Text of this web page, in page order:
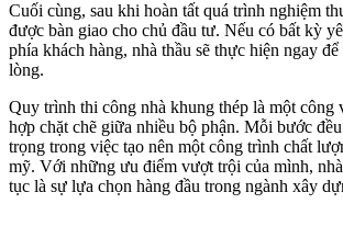
Cuối cùng, sau khi hoàn tất quá trình nghiệm
được bàn giao cho chủ đầu tư. Nếu có bất kỳ
phía khách hàng, nhà thầu sẽ thực hiện ngay để
lòng.
Quy trình thi công nhà khung thép là một công
hợp chặt chẽ giữa nhiều bộ phận. Mỗi bước
trọng trong việc tạo nên một công trình chất
mỹ. Với những ưu điểm vượt trội của mình,
tục là sự lựa chọn hàng đầu trong ngành xây